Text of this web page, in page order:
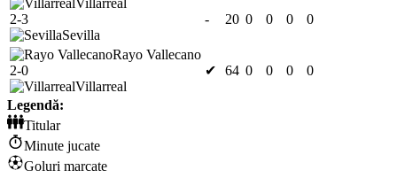
Villarreal
2-3
Sevilla
- 20 0 0 0 0
Rayo Vallecano
2-0
Villarreal
✔ 64 0 0 0 0
Legendă:
Titular
Minute jucate
Goluri marcate